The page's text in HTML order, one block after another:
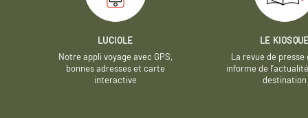
LUCIOLE
Notre appli voyage avec GPS,
bonnes adresses et carte
interactive
LE
La revue de presse
informe de
destination